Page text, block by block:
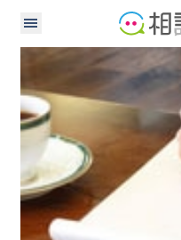
社会保険労務士